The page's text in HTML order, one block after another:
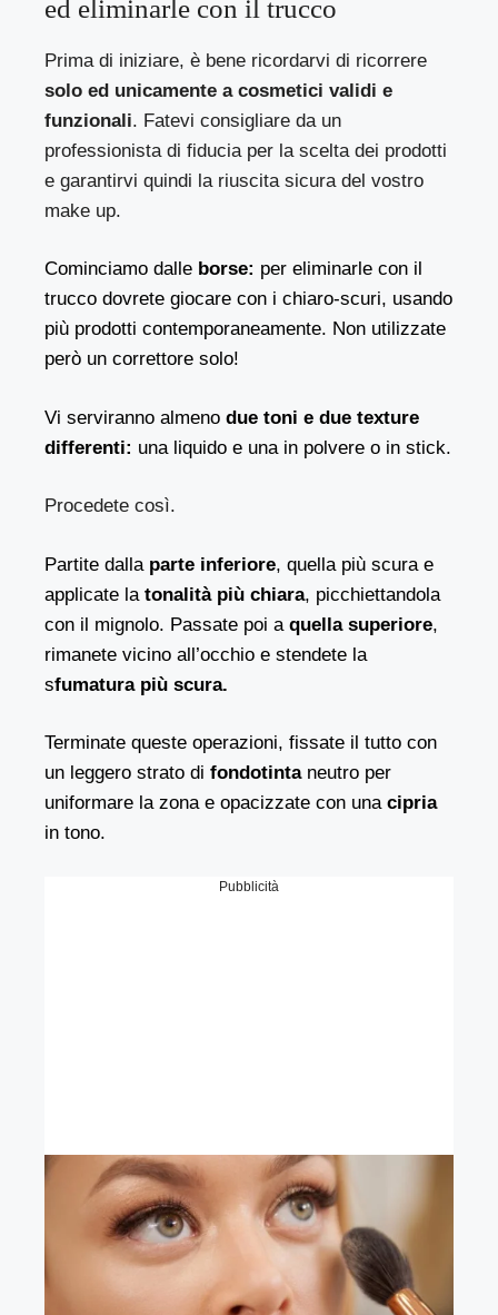
ed eliminarle con il trucco
Prima di iniziare, è bene ricordarvi di ricorrere
solo ed unicamente a cosmetici validi e
funzionali. Fatevi consigliare da un
professionista di fiducia per la scelta dei prodotti
e garantirvi quindi la riuscita sicura del vostro
make up.
Cominciamo dalle borse: per eliminarle con il
trucco dovrete giocare con i chiaro-scuri, usando
più prodotti contemporaneamente. Non utilizzate
però un correttore solo!
Vi serviranno almenodue toni e due texture
differenti: una liquido e una in polvere o in stick.
Procedete così.
Partite dalla parte inferiore, quella più scura e
applicate latonalità più chiara, picchiettandola
con il mignolo. Passate poi aquella superiore,
rimanete vicino all’occhio e stendete la
sfumatura più scura.
Terminate queste operazioni, fissate il tutto con
un leggero strato difondotintaneutro per
uniformare la zona e opacizzate con unacipria
in tono.
Pubblicità